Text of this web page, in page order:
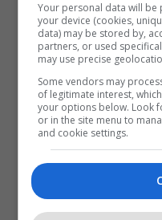
Your personal data will
your device (cookies,
data) may be stored by,
partners, or used
may use precise
Some vendors may
of legitimate interest,
your options below. Look
or in the site menu to
and cookie settings.